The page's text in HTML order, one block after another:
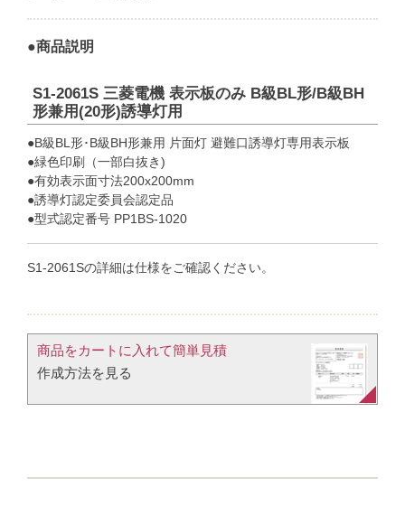
●商品説明
S1-2061S 三菱電機 表示板のみ B級BL形/B級BH
形兼用(20形)誘導灯用
●B級BL形･B級BH形兼用 片面灯 避難口誘導灯専用表示板
●緑色印刷（一部白抜き)
●有効表示面寸法200x200mm
●誘導灯認定委員会認定品
●型式認定番号 PP1BS-1020
S1-2061Sの詳細は仕様をご確認ください。
商品をカートに入れて簡単見積​
作成方法を見る​​